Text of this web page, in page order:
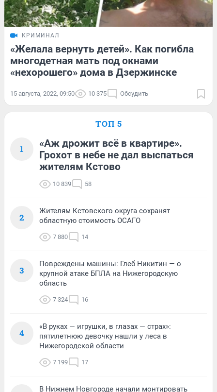
КРИМИНАЛ
«Желала вернуть детей». Как погибла
многодетная мать под окнами
«нехорошего» дома в Дзержинске
15 августа, 2022, 09:50 10 375 Обсудить
ТОП 5
1
«Аж дрожит всё в квартире».
Грохот в небе не дал выспаться
жителям Кстово
10 839 58
2
Жителям Кстовского округа сохранят
областную стоимость ОСАГО
7 880 14
3
Повреждены машины: Глеб Никитин — о
крупной атаке БПЛА на Нижегородскую
область
7 324 16
4
«В руках — игрушки, в глазах — страх»:
пятилетнюю девочку нашли у леса в
Нижегородской области
7 199 17
В Нижнем Новгороде начали монтировать